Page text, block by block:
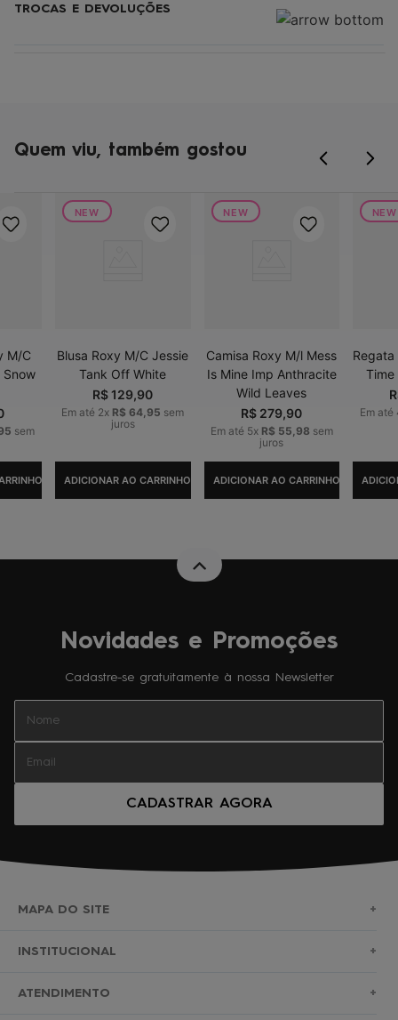
TROCAS E DEVOLUÇÕES
Quem viu, também gostou
M/C
sem
NEW
Blusa Roxy M/C Jessie
Tank Off White
R$129,90
Em até 2x R$ 64 95 sem
juros
ADICIONAR AO CARRINHO
NEW
Camisa Roxy M/l Mess
Is Mine Imp Anthracite
Wild Leaves
R$ 279,90
Em até 5x R$ 55 98 sem
juros
ADICIONAR AO CARRINHO
NEW
Regata
Time
Em até
Novidades e Promoções
Cadastre-se gratuitamente à nossa Newsletter
CADASTRAR AGORA
MAPA DO SITE +
SURF
INSTITUCIONAL +
SOBRE NÓS
ATENDIMENTO +